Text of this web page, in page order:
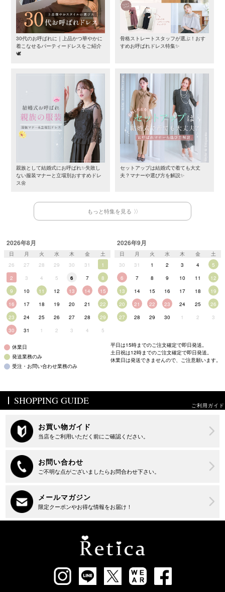
30代のお呼ばれに｜上品かつ華やかに
着こなせるパーティードレスをご紹介
🕊️
骨格ストレートスタッフが選ぶ！おす
すめお呼ばれドレス特集✨
親族として結婚式にお呼ばれ✨失敗し
ない服装マナーと立場別おすすめドレ
ス🌼
セットアップは結婚式で着ても大丈
夫？マナーや選び方を解説✨
もっと特集を見る
2026年8月
日 月 火 水 木 金
土
26
27 28 29 30 31
1
2
3 4 5 6 7
8
9
10 11 12 13 14
15
16
17 18 19 20 21
22
23
24 25 26 27 28
29
30
31 1 2 3 4 5
2026年9月
日 月 火 水 木 金
土
30
31 1 2 3 4
5
6
7 8 9 10 11
12
13
14 15 16 17 18
19
20
21 22 23 24 25
26
27
28 29 30 1 2 3
休業日
発送業務のみ
受注・お問い合わせ業務のみ
平日は15時までのご注文確定で即日発送。
土日祝は12時までのご注文確定で即日発送。
休業日は発送できませんので、ご注意願います。
SHOPPING GUIDE ご利用ガイド